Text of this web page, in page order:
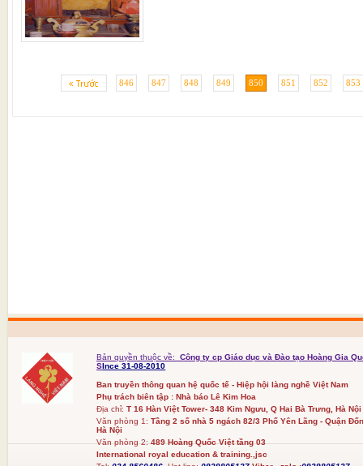
846 847 848 849 850 851 852 853
Bản quyền thuộc về:
Công ty cp Giáo dục và Đào tạo Hoàng Gia
SInce 31-08-2010
Ban truyền thông quan hệ quốc tế - Hiệp hội làng nghề Việt Nam
Phụ trách biên tập : Nhà báo Lê Kim Hoa
Địa chỉ: T 16 Hàn Việt Tower- 348 Kim Ngưu, Q Hai Bà Trưng, Hà Nội
Văn phòng 1:Tầng 2 số nhà 5 ngách 82/3 Phố Yên Lãng - Quận
Hà Nội
Văn phòng 2:489 Hoàng Quốc Việt tầng 03
International royal education & training.,jsc